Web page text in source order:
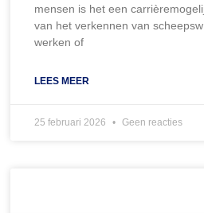
mensen is het een
van het verkennen van
werken of
LEES MEER
25 februari 2026 Geen reacties